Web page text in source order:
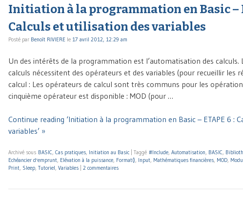
Initiation à la programmation en Basic –
Calculs et utilisation des variables
Posté par Benoît RIVIERE le 17 avril 2012, 12:29 am
Un des intérêts de la programmation est l’automatisation des calculs.
calculs nécessitent des opérateurs et des variables (pour recueillir les
calcul : Les opérateurs de calcul sont très communs pour les
cinquième opérateur est disponible : MOD (pour …
Continue reading ‘Initiation à la programmation en Basic – ETAPE 6 :
variables’ »
Archivé sous BASIC, Cas pratiques, Initiation au Basic Taggé #Include, Automatisation, BASIC,
Echéancier d'emprunt, Elévation à la puissance, Format(), Input, Mathématiques financières, MOD,
Print, Sleep, Tutoriel, Variables 2 commentaires